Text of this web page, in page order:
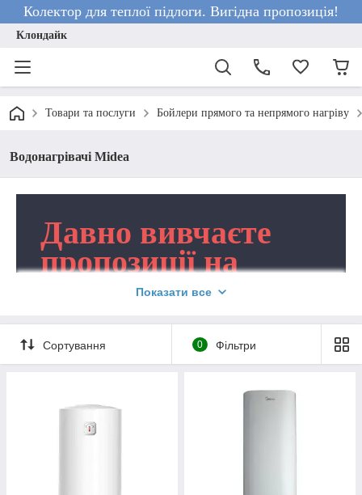
Колектор для теплої підлоги. Вигідна пропозиція!
Клондайк
Товари та послуги Бойлери прямого та непрямого нагріву
Водонагрівачі Mideа
Давно вивчаєте
пропозиції на
ринку, однак досі
не знаєте, де
придбати бойлер
Midea?
Ласкаво просимо в інтернет-
Показати все
Сортування 0 Фільтри